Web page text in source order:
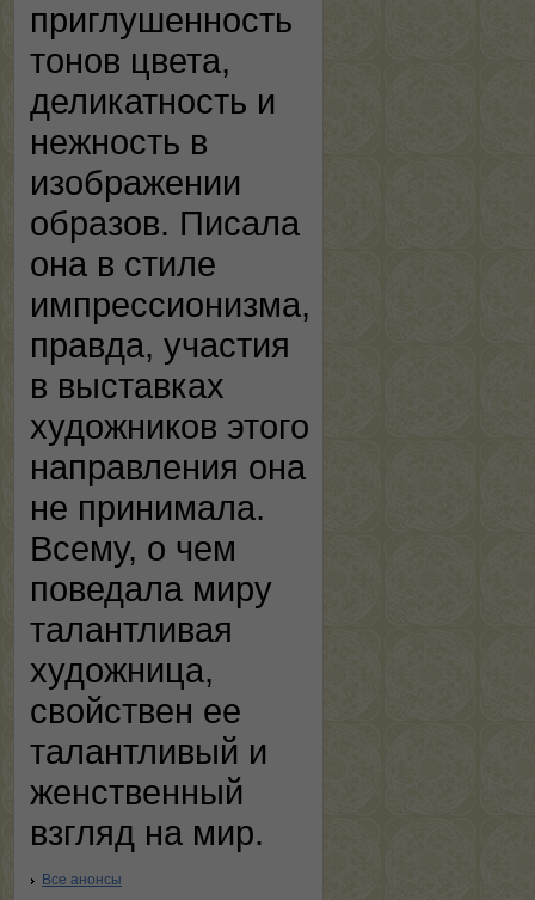
приглушенность
тонов цвета,
деликатность и
нежность в
изображении
образов. Писала
она в стиле
импрессионизма,
правда, участия
в выставках
художников этого
направления она
не принимала.
Всему, о чем
поведала миру
талантливая
художница,
свойствен ее
талантливый и
женственный
взгляд на мир.
Все анонсы